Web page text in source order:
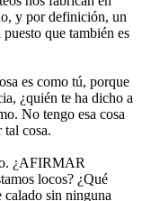
y por definición, un
que también es
es como tú, porque
¿quién te ha dicho a
No tengo esa cosa
cosa.
¿AFIRMAR
locos? ¿Qué
calado sin ninguna